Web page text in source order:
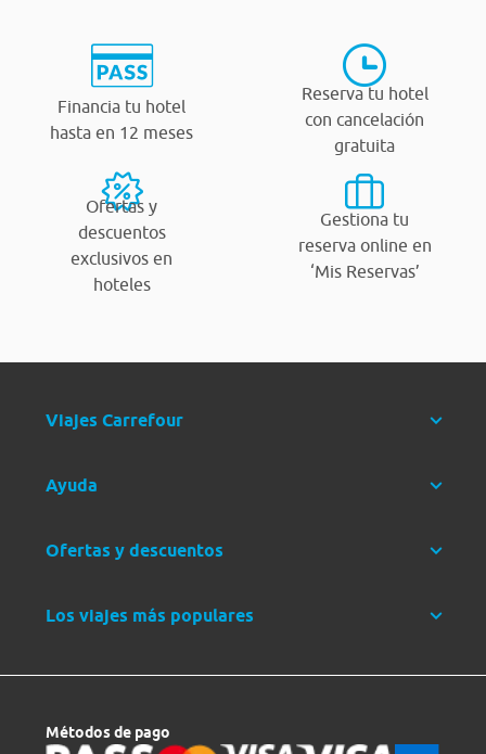
Financia tu hotel
hasta en 12 meses
Reserva tu hotel
con cancelación
gratuita
Ofertas y
descuentos
exclusivos en
hoteles
Gestiona tu
reserva online en
‘Mis Reservas’
Viajes Carrefour
Ayuda
Ofertas y descuentos
Los viajes más populares
Métodos de pago